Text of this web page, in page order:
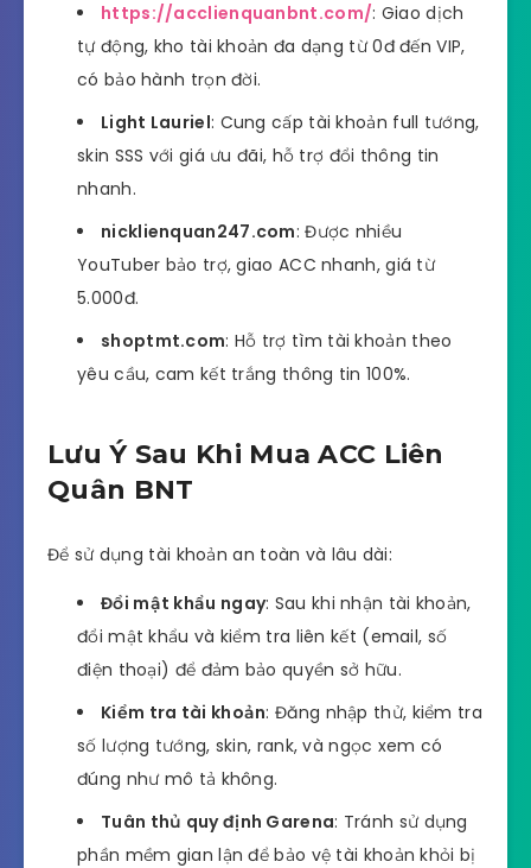
https://acclienquanbnt.com/: Giao dịch
tự động, kho tài khoản đa dạng từ 0đ đến VIP,
có bảo hành trọn đời.
Light Lauriel: Cung cấp tài khoản full tướng,
skin SSS với giá ưu đãi, hỗ trợ đổi thông tin
nhanh.
nicklienquan247.com: Được nhiều
YouTuber bảo trợ, giao ACC nhanh, giá từ
5.000đ.
shoptmt.com: Hỗ trợ tìm tài khoản theo
yêu cầu, cam kết trắng thông tin 100%.
Lưu Ý Sau Khi Mua ACC Liên
Quân BNT
Để sử dụng tài khoản an toàn và lâu dài:
Đổi mật khẩu ngay: Sau khi nhận tài khoản,
đổi mật khẩu và kiểm tra liên kết (email, số
điện thoại) để đảm bảo quyền sở hữu.
Kiểm tra tài khoản: Đăng nhập thử, kiểm tra
số lượng tướng, skin, rank, và ngọc xem có
đúng như mô tả không.
Tuân thủ quy định Garena: Tránh sử dụng
phần mềm gian lận để bảo vệ tài khoản khỏi bị